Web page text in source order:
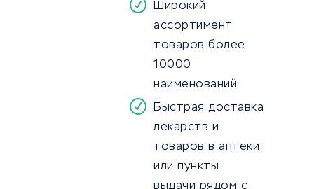
Широкий
ассортимент
товаров более
10000
наименований
Быстрая доставка
лекарств и
товаров в аптеки
или пункты
выдачи рядом с